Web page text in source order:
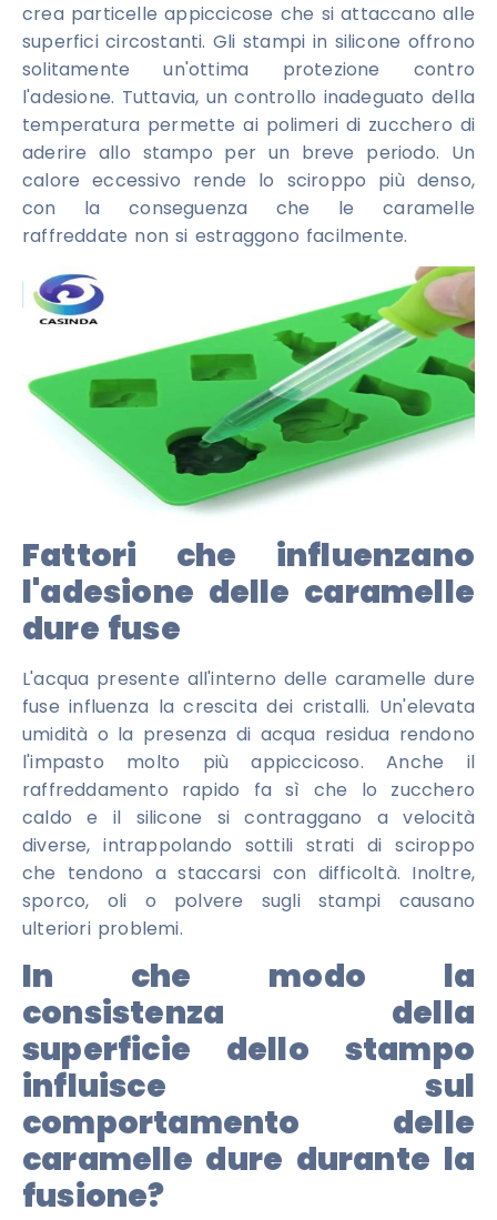
crea particelle appiccicose che si attaccano alle
superfici circostanti. Gli stampi in silicone offrono
solitamente un'ottima protezione contro
l'adesione. Tuttavia, un controllo inadeguato della
temperatura permette ai polimeri di zucchero di
aderire allo stampo per un breve periodo. Un
calore eccessivo rende lo sciroppo più denso,
con la conseguenza che le caramelle
raffreddate non si estraggono facilmente.
Fattori che influenzano
l'adesione delle caramelle
dure fuse
L'acqua presente all'interno delle caramelle dure
fuse influenza la crescita dei cristalli. Un'elevata
umidità o la presenza di acqua residua rendono
l'impasto molto più appiccicoso. Anche il
raffreddamento rapido fa sì che lo zucchero
caldo e il silicone si contraggano a velocità
diverse, intrappolando sottili strati di sciroppo
che tendono a staccarsi con difficoltà. Inoltre,
sporco, oli o polvere sugli stampi causano
ulteriori problemi.
In che modo la
consistenza della
superficie dello stampo
influisce sul
comportamento delle
caramelle dure durante la
fusione?